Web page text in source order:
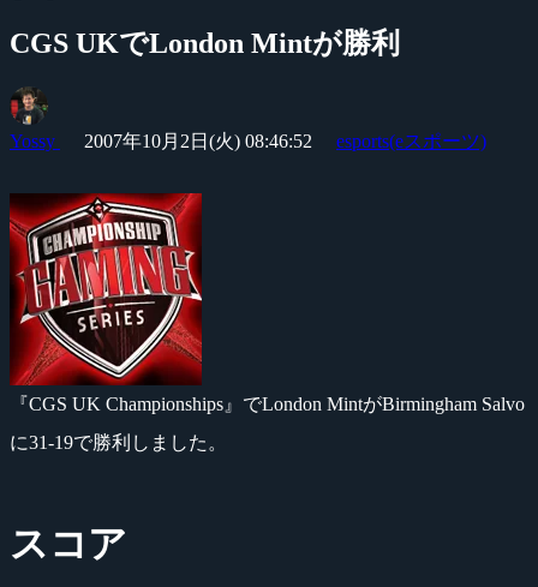
CGS UKでLondon Mintが勝利
Yossy 2007年10月2日(火) 08:46:52 esports(eスポーツ)
『CGS UK Championships』でLondon MintがBirmingham Salvo
に31-19で勝利しました。
スコア